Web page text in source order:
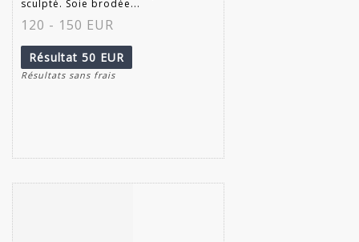
sculpté. Soie brodée...
120 - 150 EUR
Résultat 50 EUR
Résultats sans frais